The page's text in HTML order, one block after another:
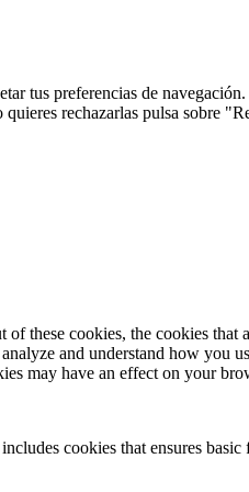
tus preferencias de navegación.
rechazarlas pulsa sobre
cookies, the cookies that
and understand how
may have an effect on your
cookies that ensures